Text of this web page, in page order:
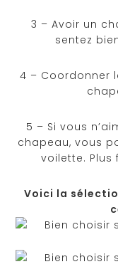
3 – Avoir un
sentez
4 – Coordonner
5 – Si vous
chapeau, vous
voilette.
Voici la